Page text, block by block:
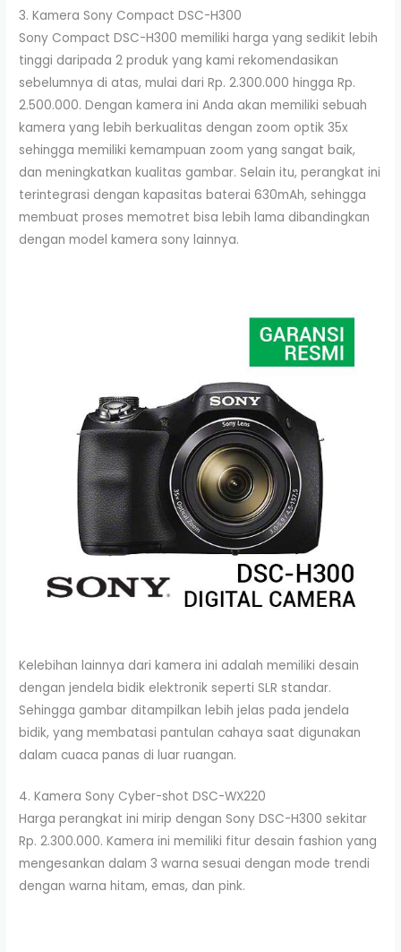
3. Kamera Sony Compact DSC-H300
Sony Compact DSC-H300 memiliki harga yang sedikit lebih
tinggi daripada 2 produk yang kami rekomendasikan
sebelumnya di atas, mulai dari Rp. 2.300.000 hingga Rp.
2.500.000. Dengan kamera ini Anda akan memiliki sebuah
kamera yang lebih berkualitas dengan zoom optik 35x
sehingga memiliki kemampuan zoom yang sangat baik,
dan meningkatkan kualitas gambar. Selain itu, perangkat ini
terintegrasi dengan kapasitas baterai 630mAh, sehingga
membuat proses memotret bisa lebih lama dibandingkan
dengan model kamera sony lainnya.
Kelebihan lainnya dari kamera ini adalah memiliki desain
dengan jendela bidik elektronik seperti SLR standar.
Sehingga gambar ditampilkan lebih jelas pada jendela
bidik, yang membatasi pantulan cahaya saat digunakan
dalam cuaca panas di luar ruangan.
4. Kamera Sony Cyber-shot DSC-WX220
Harga perangkat ini mirip dengan Sony DSC-H300 sekitar
Rp. 2.300.000. Kamera ini memiliki fitur desain fashion yang
mengesankan dalam 3 warna sesuai dengan mode trendi
dengan warna hitam, emas, dan pink.